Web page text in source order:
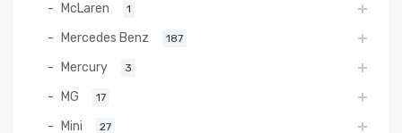
McLaren 1
Mercedes Benz 187
Mercury 3
MG 17
Mini 27